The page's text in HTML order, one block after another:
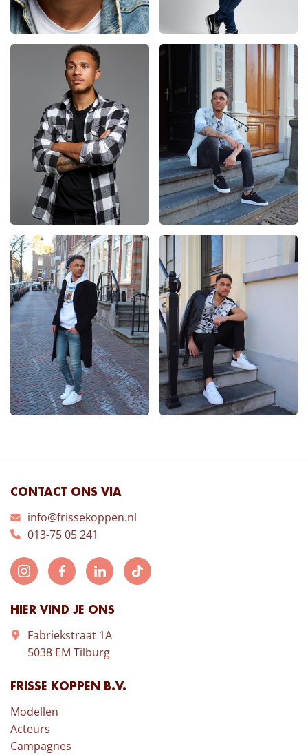
CONTACT ONS VIA
info@frissekoppen.nl
013-75 05 241
HIER VIND JE ONS
Fabriekstraat 1A
5038 EM Tilburg
FRISSE KOPPEN B.V.
Modellen
Acteurs
Campagnes